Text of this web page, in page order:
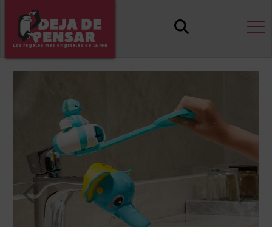
Los regalos más originales de la red